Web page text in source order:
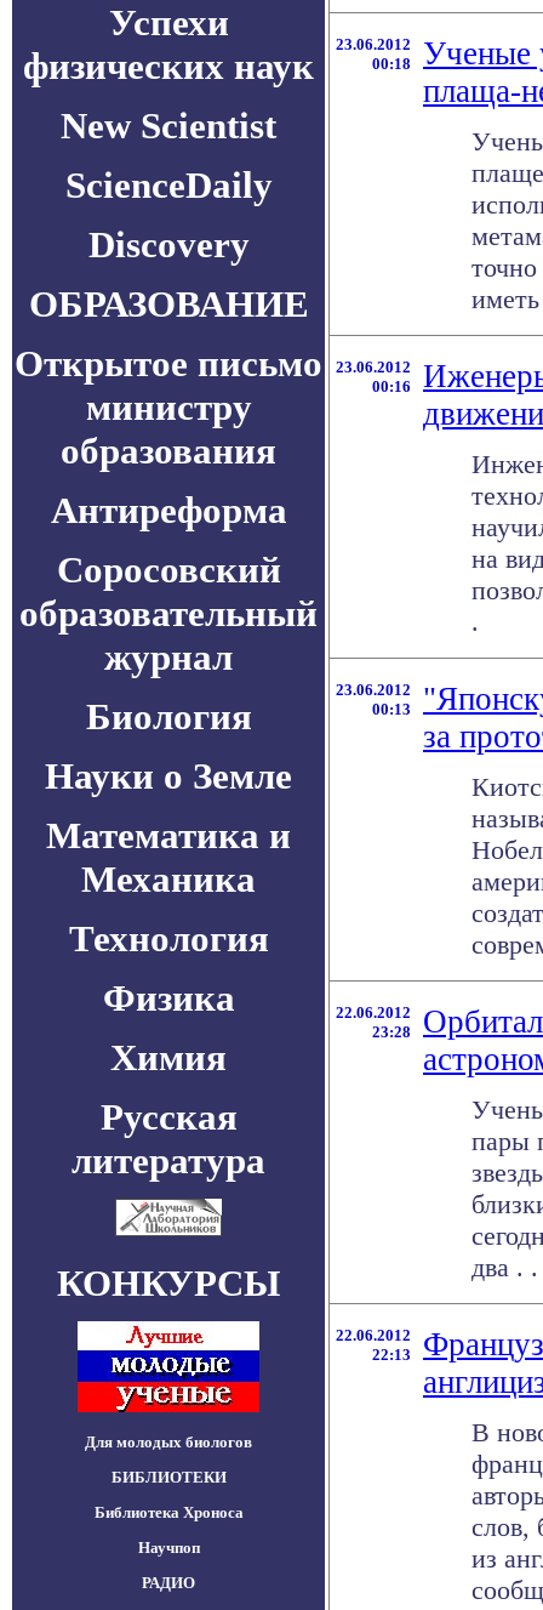
Успехи
физических наук
New Scientist
ScienceDaily
Discovery
ОБРАЗОВАНИЕ
Открытое письмо
министру
образования
Антиреформа
Соросовский
образовательный
журнал
Биология
Науки о Земле
Математика и
Механика
Технология
Физика
Химия
Русская
литература
КОНКУРСЫ
Для молодых биологов
БИБЛИОТЕКИ
Библиотека Хроноса
Научпоп
РАДИО
23.06.2012
00:18
Ученые
плаща-
23.06.2012
00:16
на
.
23.06.2012
00:13
за
22.06.2012
23:28
пары
два .
22.06.2012
22:13
В
слов,
из